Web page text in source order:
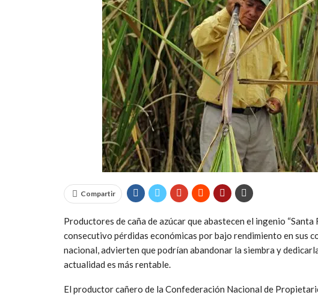
Compartir
Productores de caña de azúcar que abastecen el ingenio
consecutivo pérdidas económicas por bajo rendimiento en sus
nacional, advierten que podrían abandonar la siembra y
actualidad es más rentable.
El productor cañero de la Confederación Nacional de